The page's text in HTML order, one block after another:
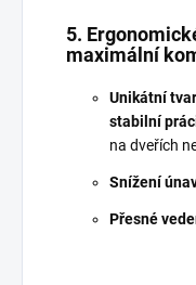
5.
maximální
Unikátní
stabilní
na dveřích
Snížení
Přesné